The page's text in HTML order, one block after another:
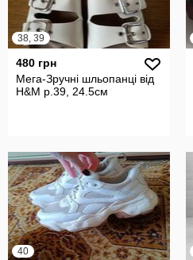
38, 39
480 грн
Мега-Зручні шльопанці від
H&M р.39, 24.5см
40